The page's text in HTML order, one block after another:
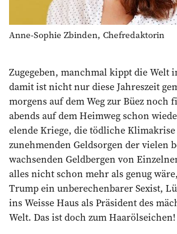
Anne-Sophie Zbinden, Chefredaktorin
Zugegeben, manchmal kippt die Welt
damit ist nicht nur diese Jahres­zeit
morgens auf dem Weg zur Büez noch
abends auf dem Heimweg schon
elende Kriege, die tödliche
zunehmenden Geld­sorgen der vielen
wachsenden Geldbergen von
alles nicht schon mehr als genug
Trump ein unberechenbarer Sexist,
ins Weisse Haus als Präsident des
Welt. Das ist doch zum Haarölseichen!